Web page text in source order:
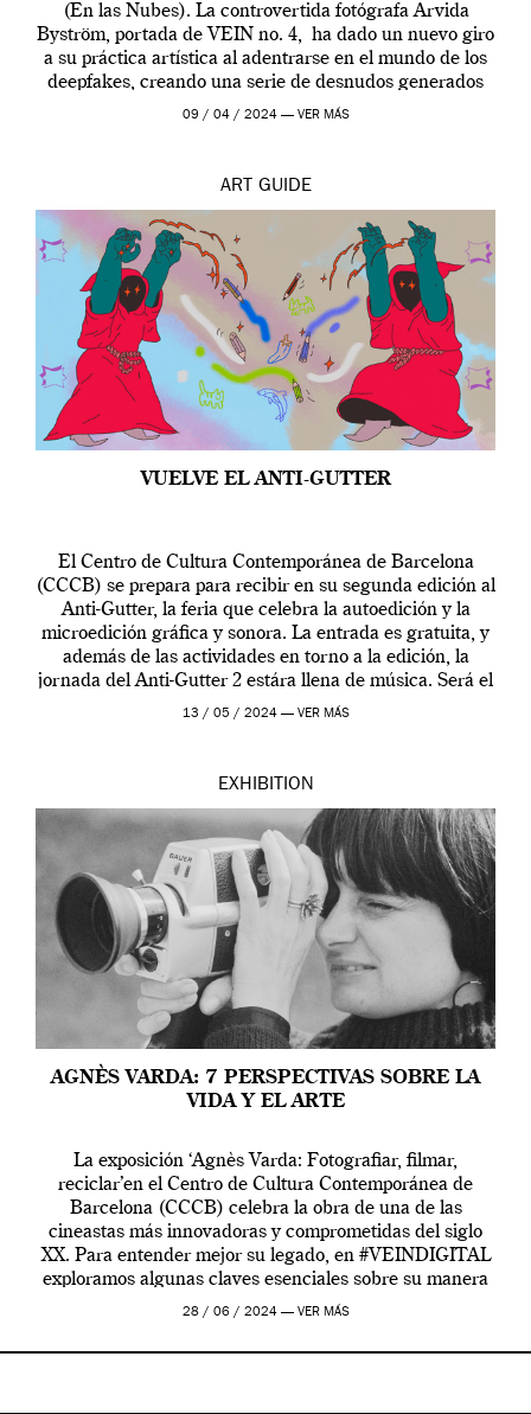
(En las Nubes). La controvertida fotógrafa Arvida
Byström, portada de VEIN no. 4, ha dado un nuevo giro
a su práctica artística al adentrarse en el mundo de los
deepfakes, creando una serie de desnudos generados
por […]
09 / 04 / 2024 — VER MÁS
ART GUIDE
VUELVE EL ANTI-GUTTER
El Centro de Cultura Contemporánea de Barcelona
(CCCB) se prepara para recibir en su segunda edición al
Anti-Gutter, la feria que celebra la autoedición y la
microedición gráfica y sonora. La entrada es gratuita, y
además de las actividades en torno a la edición, la
jornada del Anti-Gutter 2 estára llena de música. Será el
[…]
13 / 05 / 2024 — VER MÁS
EXHIBITION
AGNÈS VARDA: 7 PERSPECTIVAS SOBRE LA
VIDA Y EL ARTE
La exposición ‘Agnès Varda: Fotografiar, filmar,
reciclar’en el Centro de Cultura Contemporánea de
Barcelona (CCCB) celebra la obra de una de las
cineastas más innovadoras y comprometidas del siglo
XX. Para entender mejor su legado, en #VEINDIGITAL
exploramos algunas claves esenciales sobre su manera
de entender la vida, el cine y el arte contemporáneo.
28 / 06 / 2024 — VER MÁS